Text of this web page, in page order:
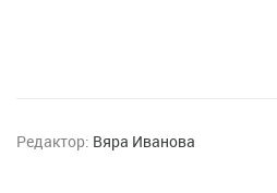
Редактор: Вяра Иванова